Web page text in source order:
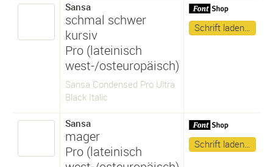
Sansa
schmal schwer
kursiv
Pro (lateinisch
west-/osteuropäisch)
Sansa Condensed Pro Ultra
Black Italic
Schrift laden…
Sansa
mager
Pro (lateinisch
Schrift laden…